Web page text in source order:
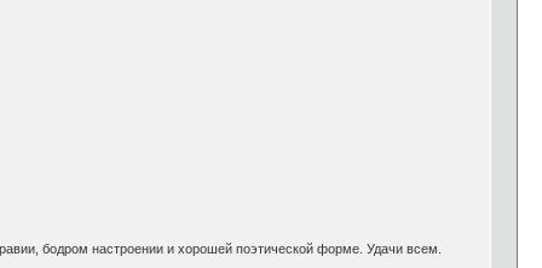
бодром настроении и хорошей поэтической форме. Удачи всем.